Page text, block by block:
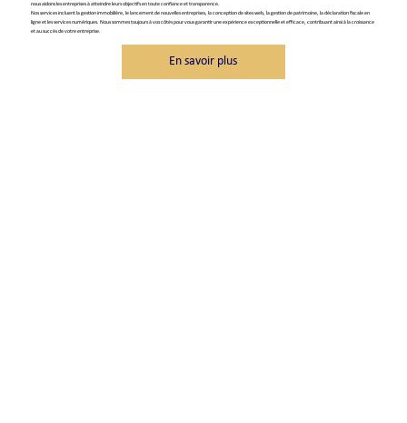
nous aidons les entreprises à atteindre leurs objectifs en toute confiance et transparence.
Nos services incluent la gestion immobilière, le lancement de nouvelles entreprises, la conception de sites web, la gestion de patrimoine, la déclaration fiscale en
ligne et les services numériques. Nous sommes toujours à vos côtés pour vous garantir une expérience exceptionnelle et efficace, contribuant ainsi à la croissance
et au succès de votre entreprise.
En savoir plus